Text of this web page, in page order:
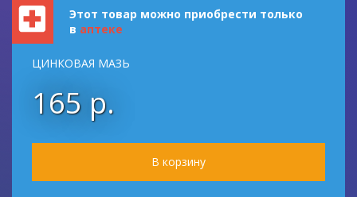
Этот товар можно приобрести только
в аптеке
ЦИНКОВАЯ МАЗЬ
165 р.